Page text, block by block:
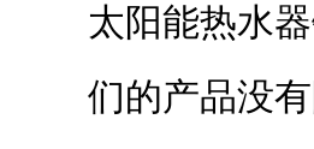
太阳能热水
们的产品没